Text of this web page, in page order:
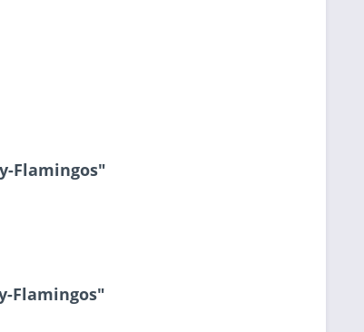
Flamingos"
Flamingos"